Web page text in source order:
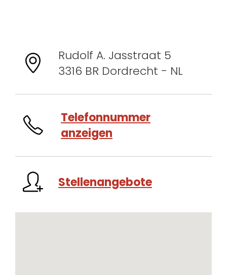
Rudolf A. Jasstraat 5
3316 BR Dordrecht - NL
Telefonnummer
anzeigen
Stellenangebote